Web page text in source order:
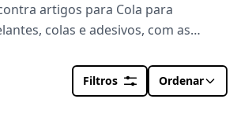
artigos para Cola para
colas e adesivos, com as
a sua obra.
Filtros Ordenar